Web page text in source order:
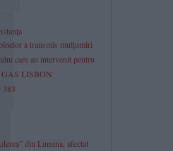
a transmis mulțumiri
care au intervenit pentru
GAS LISBON
383
din Lumina, afectat